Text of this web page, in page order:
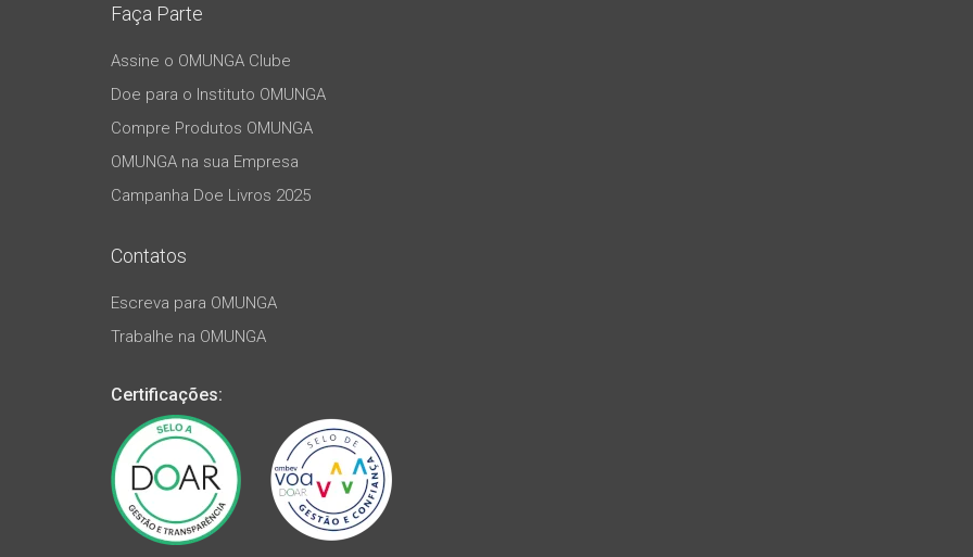
Faça Parte
Assine o OMUNGA Clube
Doe para o Instituto OMUNGA
Compre Produtos OMUNGA
OMUNGA na sua Empresa
Campanha Doe Livros 2025
Contatos
Escreva para OMUNGA
Trabalhe na OMUNGA
Certificações: